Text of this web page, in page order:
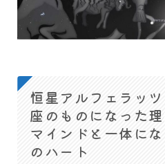
恒星アルフェラッ
座のものになった
マインドと一体に
のハート